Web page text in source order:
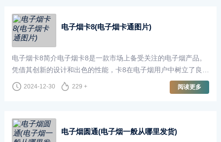
电子烟卡8(电子烟卡通图片)
电子烟卡8简介电子烟卡8是一款市场上备受关注的电子烟产品。
凭借其创新的设计和出色的性能，卡8在电子烟用户中树立了良好
的口碑。与传统烟草相比，电子烟卡8的使用更加健康，减少了有
害物质的吸入，
2024-12-30 229 + 阅读更多
电子烟圆通(电子烟一般从哪里发货)